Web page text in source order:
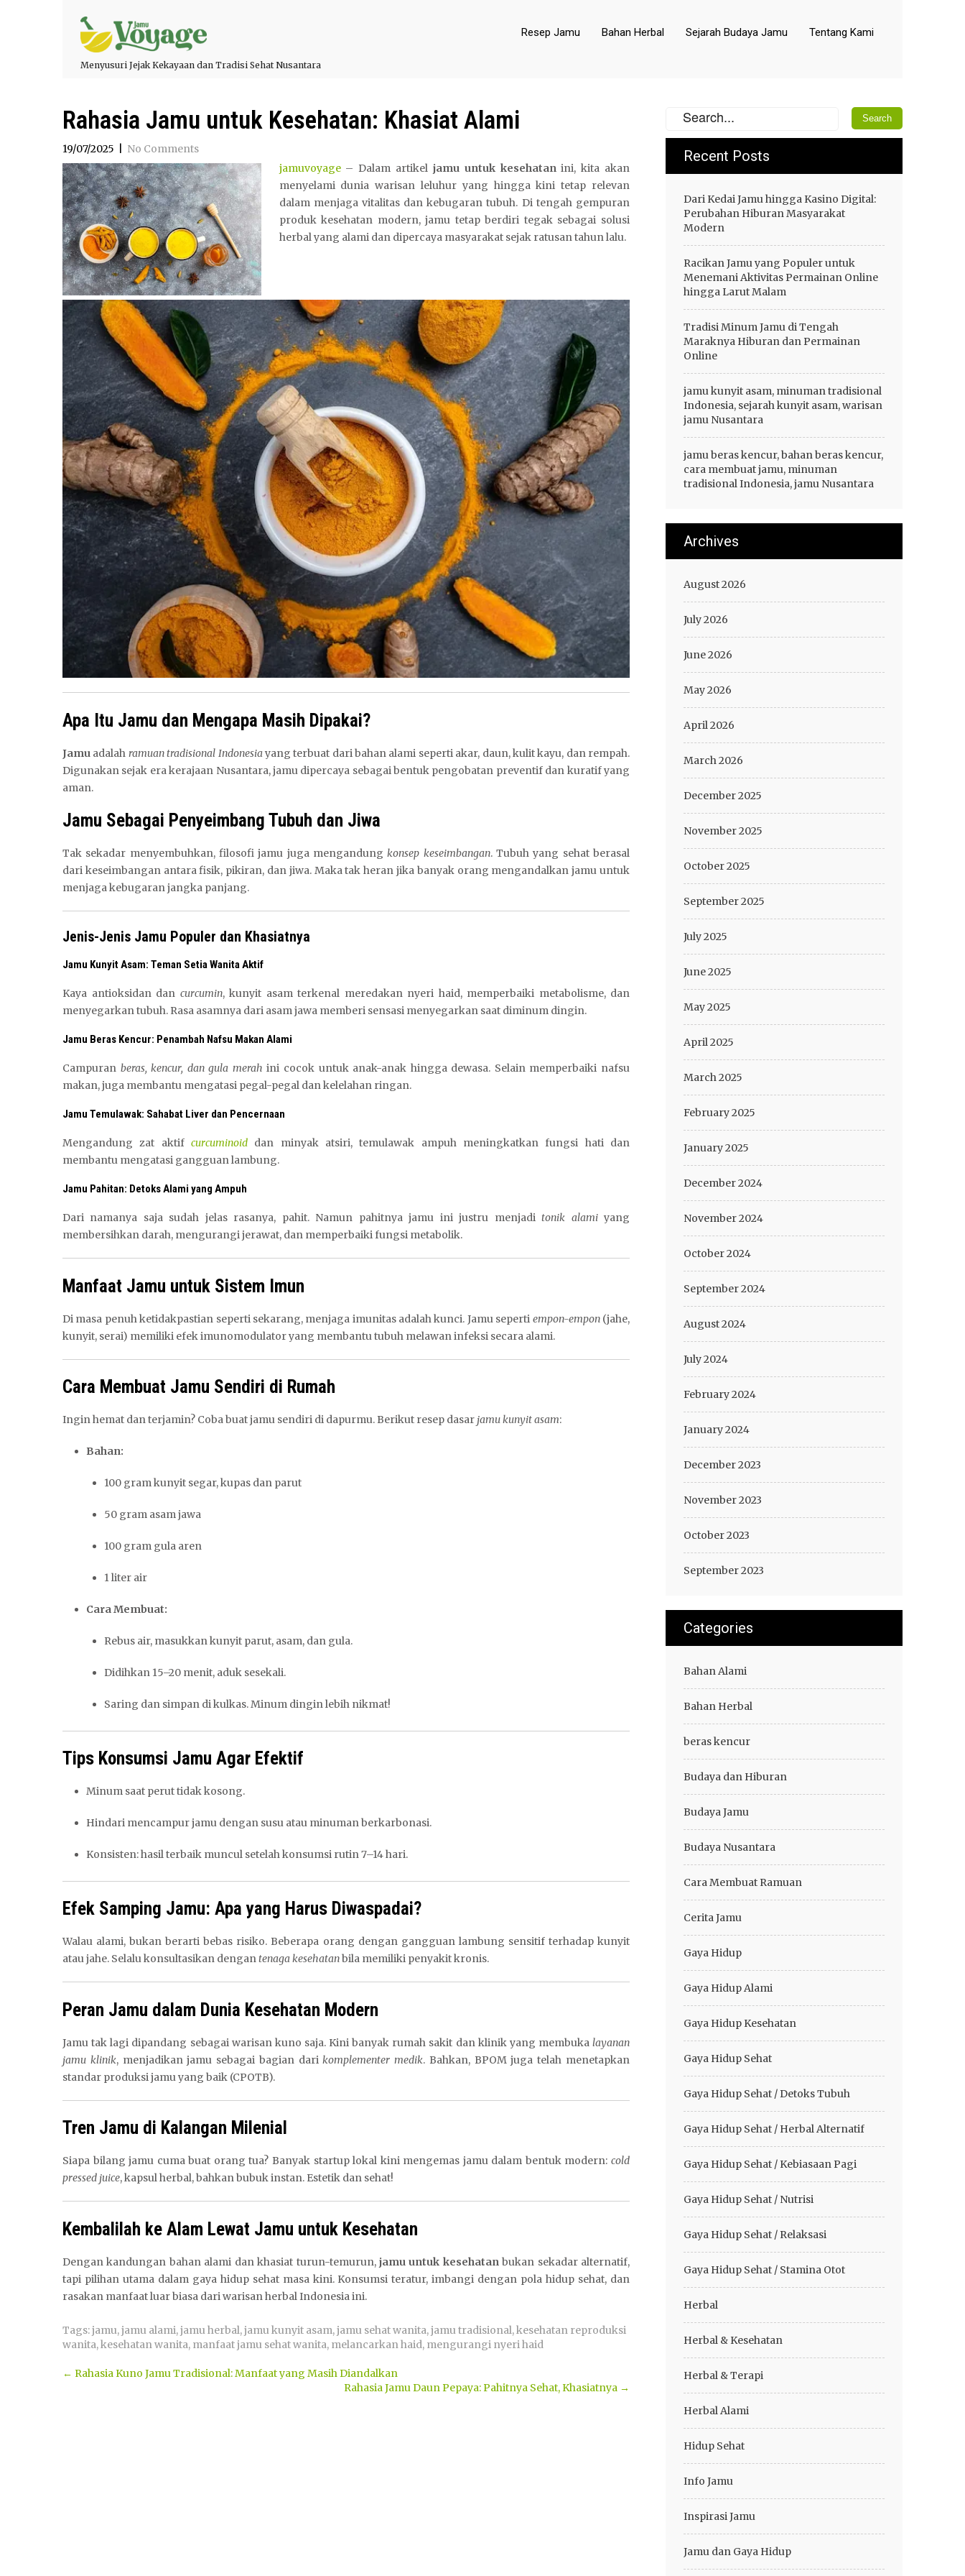
Menyusuri Jejak Kekayaan dan Tradisi Sehat Nusantara
Resep Jamu Bahan Herbal Sejarah Budaya Jamu Tentang Kami
Rahasia Jamu untuk Kesehatan: Khasiat Alami
19/07/2025
No Comments
jamuvoyage– Dalam artikel jamu untuk kesehatanini, kita akan
menyelami dunia warisan leluhur yang hingga kini tetap relevan
dalam menjaga vitalitas dan kebugaran tubuh. Di tengah gempuran
produk kesehatan modern, jamu tetap berdiri tegak sebagai solusi
herbal yang alami dan dipercaya masyarakat sejak ratusan tahun lalu.
Apa Itu Jamu dan Mengapa Masih Dipakai?
Jamu adalah ramuan tradisional Indonesiayang terbuat dari bahan alami seperti akar, daun, kulit kayu, dan rempah.
Digunakan sejak era kerajaan Nusantara, jamu dipercaya sebagai bentuk pengobatan preventif dan kuratif yang
aman.
Jamu Sebagai Penyeimbang Tubuh dan Jiwa
Tak sekadar menyembuhkan, filosofi jamu juga mengandungkonsep keseimbangan. Tubuh yang sehat berasal
dari keseimbangan antara fisik, pikiran, dan jiwa. Maka tak heran jika banyak orang mengandalkan jamu untuk
menjaga kebugaran jangka panjang.
Jenis-Jenis Jamu Populer dan Khasiatnya
Jamu Kunyit Asam: Teman Setia Wanita Aktif
Kaya antioksidan dan curcumin, kunyit asam terkenal meredakan nyeri haid, memperbaiki metabolisme, dan
menyegarkan tubuh. Rasa asamnya dari asam jawa memberi sensasi menyegarkan saat diminum dingin.
Jamu Beras Kencur: Penambah Nafsu Makan Alami
Campuran beras, kencur, dan gula merah ini cocok untuk anak-anak hingga dewasa. Selain memperbaiki nafsu
makan, juga membantu mengatasi pegal-pegal dan kelelahan ringan.
Jamu Temulawak: Sahabat Liver dan Pencernaan
Mengandung zat aktif curcuminoid dan minyak atsiri, temulawak ampuh meningkatkan fungsi hati dan
membantu mengatasi gangguan lambung.
Jamu Pahitan: Detoks Alami yang Ampuh
Dari namanya saja sudah jelas rasanya, pahit. Namun pahitnya jamu ini justru menjaditonik alamiyang
membersihkan darah, mengurangi jerawat, dan memperbaiki fungsi metabolik.
Manfaat Jamu untuk Sistem Imun
Di masa penuh ketidakpastian seperti sekarang, menjaga imunitas adalah kunci. Jamu seperti empon-empon(jahe,
kunyit, serai) memiliki efek imunomodulator yang membantu tubuh melawan infeksi secara alami.
Cara Membuat Jamu Sendiri di Rumah
Ingin hemat dan terjamin? Coba buat jamu sendiri di dapurmu. Berikut resep dasar jamu kunyit asam:
Bahan:
100 gram kunyit segar, kupas dan parut
50 gram asam jawa
100 gram gula aren
1 liter air
Cara Membuat:
Rebus air, masukkan kunyit parut, asam, dan gula.
Didihkan 15–20 menit, aduk sesekali.
Saring dan simpan di kulkas. Minum dingin lebih nikmat!
Tips Konsumsi Jamu Agar Efektif
Minum saat perut tidak kosong.
Hindari mencampur jamu dengan susu atau minuman berkarbonasi.
Konsisten: hasil terbaik muncul setelah konsumsi rutin 7–14 hari.
Efek Samping Jamu: Apa yang Harus Diwaspadai?
Walau alami, bukan berarti bebas risiko. Beberapa orang dengan gangguan lambung sensitif terhadap kunyit
atau jahe. Selalu konsultasikan dengantenaga kesehatanbila memiliki penyakit kronis.
Peran Jamu dalam Dunia Kesehatan Modern
Jamu tak lagi dipandang sebagai warisan kuno saja. Kini banyak rumah sakit dan klinik yang membuka layanan
jamu klinik, menjadikan jamu sebagai bagian darikomplementer medik. Bahkan, BPOM juga telah menetapkan
standar produksi jamu yang baik (CPOTB).
Tren Jamu di Kalangan Milenial
Siapa bilang jamu cuma buat orang tua? Banyak startup lokal kini mengemas jamu dalam bentuk modern: cold
pressed juice, kapsul herbal, bahkan bubuk instan. Estetik dan sehat!
Kembalilah ke Alam Lewat Jamu untuk Kesehatan
Dengan kandungan bahan alami dan khasiat turun-temurun, jamu untuk kesehatanbukan sekadar alternatif,
tapi pilihan utama dalam gaya hidup sehat masa kini. Konsumsi teratur, imbangi dengan pola hidup sehat, dan
rasakan manfaat luar biasa dari warisan herbal Indonesia ini.
Tags:jamu,jamu alami,jamu herbal,jamu kunyit asam,jamu sehat wanita,jamu tradisional,kesehatan reproduksi
wanita,kesehatan wanita, manfaat jamu sehat wanita, melancarkan haid, mengurangi nyeri haid
Post
← Rahasia Kuno Jamu Tradisional: Manfaat yang Masih Diandalkan
Rahasia Jamu Daun Pepaya: Pahitnya Sehat, Khasiatnya →
Recent Posts
Dari Kedai Jamu hingga Kasino Digital:
Perubahan Hiburan Masyarakat
Modern
Racikan Jamu yang Populer untuk
Menemani Aktivitas Permainan Online
hingga Larut Malam
Tradisi Minum Jamu di Tengah
Maraknya Hiburan dan Permainan
Online
jamu kunyit asam, minuman tradisional
Indonesia, sejarah kunyit asam, warisan
jamu Nusantara
jamu beras kencur, bahan beras kencur,
cara membuat jamu, minuman
tradisional Indonesia, jamu Nusantara
Archives
August 2026
July 2026
June 2026
May 2026
April 2026
March 2026
December 2025
November 2025
October 2025
September 2025
July 2025
June 2025
May 2025
April 2025
March 2025
February 2025
January 2025
December 2024
November 2024
October 2024
September 2024
August 2024
July 2024
February 2024
January 2024
December 2023
November 2023
October 2023
September 2023
Categories
Bahan Alami
Bahan Herbal
beras kencur
Budaya dan Hiburan
Budaya Jamu
Budaya Nusantara
Cara Membuat Ramuan
Cerita Jamu
Gaya Hidup
Gaya Hidup Alami
Gaya Hidup Kesehatan
Gaya Hidup Sehat
Gaya Hidup Sehat / Detoks Tubuh
Gaya Hidup Sehat / Herbal Alternatif
Gaya Hidup Sehat / Kebiasaan Pagi
Gaya Hidup Sehat / Nutrisi
Gaya Hidup Sehat / Relaksasi
Gaya Hidup Sehat / Stamina Otot
Herbal
Herbal & Kesehatan
Herbal & Terapi
Herbal Alami
Hidup Sehat
Info Jamu
Inspirasi Jamu
Jamu dan Gaya Hidup